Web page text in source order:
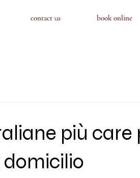
contact us book online
contact us book online
più care